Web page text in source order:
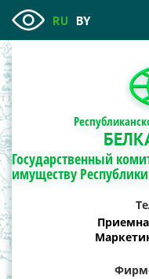
RU BY
Государственный
имуществу